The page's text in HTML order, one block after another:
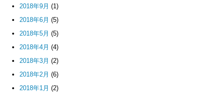
2018年9月 (1)
2018年6月 (5)
2018年5月 (5)
2018年4月 (4)
2018年3月 (2)
2018年2月 (6)
2018年1月 (2)